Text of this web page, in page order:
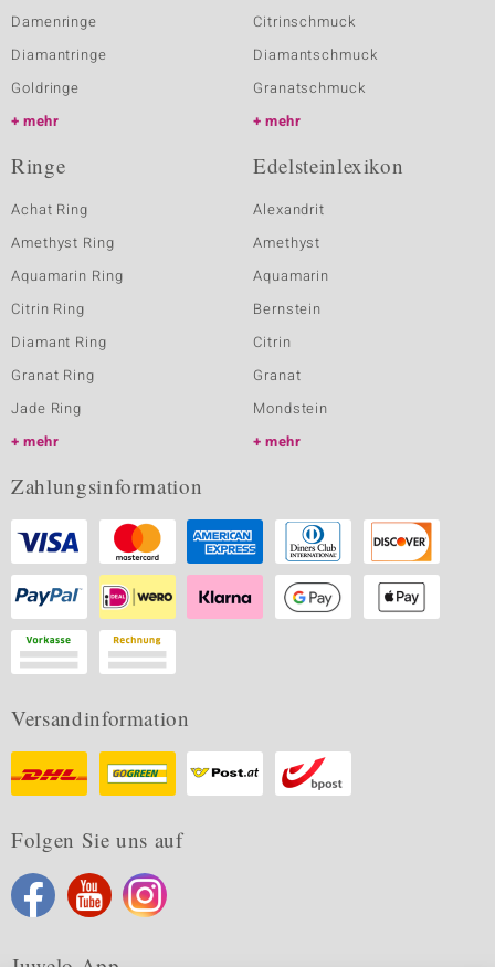
Damenringe
Diamantringe
Goldringe
mehr
Citrinschmuck
Diamantschmuck
Granatschmuck
mehr
Ringe
Achat Ring
Amethyst Ring
Aquamarin Ring
Citrin Ring
Diamant Ring
Granat Ring
Jade Ring
mehr
Edelsteinlexikon
Alexandrit
Amethyst
Aquamarin
Bernstein
Citrin
Granat
Mondstein
mehr
Zahlungsinformation
Versandinformation
Folgen Sie uns auf